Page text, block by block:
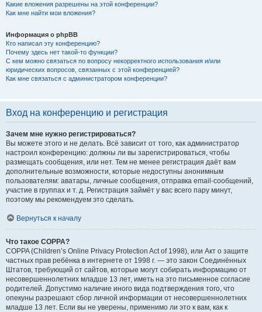
Какие вложения разрешены на этой конференции?
Как мне найти мои вложения?
Информация о phpBB
Кто написал эту конференцию?
Почему здесь нет такой-то функции?
С кем можно связаться по вопросу некорректного использования и/или
юридических вопросов, связанных с этой конференцией?
Как мне связаться с администратором конференции?
Вход на конференцию и регистрация
Зачем мне нужно регистрироваться?
Вы можете этого и не делать. Всё зависит от того, как администратор
настроил конференцию: должны ли вы зарегистрироваться, чтобы
размещать сообщения, или нет. Тем не менее регистрация даёт вам
дополнительные возможности, которые недоступны анонимным
пользователям: аватары, личные сообщения, отправка email-сообщений,
участие в группах и т. д. Регистрация займёт у вас всего пару минут,
поэтому мы рекомендуем это сделать.
Вернуться к началу
Что такое COPPA?
COPPA (Children’s Online Privacy Protection Act of 1998), или Акт о защите
частных прав ребёнка в интернете от 1998 г. — это закон Соединённых
Штатов, требующий от сайтов, которые могут собирать информацию от
несовершеннолетних младше 13 лет, иметь на это письменное согласие
родителей. Допустимо наличие иного вида подтверждения того, что
опекуны разрешают сбор личной информации от несовершеннолетних
младше 13 лет. Если вы не уверены, применимо ли это к вам, как к